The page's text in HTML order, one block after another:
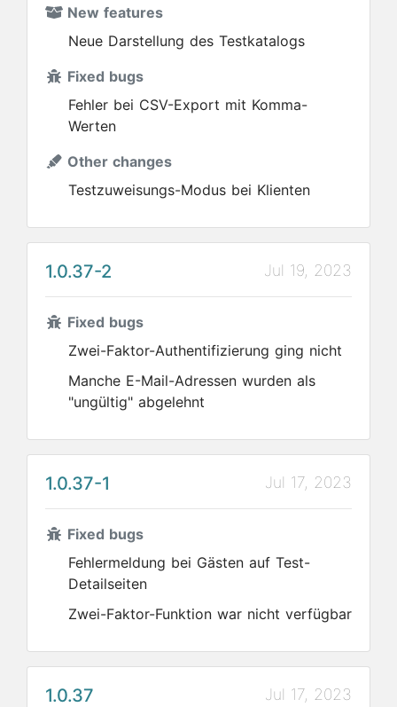
New features
Neue Darstellung des Testkatalogs
Fixed bugs
Fehler bei CSV-Export mit Komma-
Werten
Other changes
Testzuweisungs-Modus bei Klienten
1.0.37-2 Jul 19, 2023
Fixed bugs
Zwei-Faktor-Authentifizierung ging nicht
Manche E-Mail-Adressen wurden als
"ungültig" abgelehnt
1.0.37-1 Jul 17, 2023
Fixed bugs
Fehlermeldung bei Gästen auf Test-
Detailseiten
Zwei-Faktor-Funktion war nicht verfügbar
1.0.37 Jul 17, 2023